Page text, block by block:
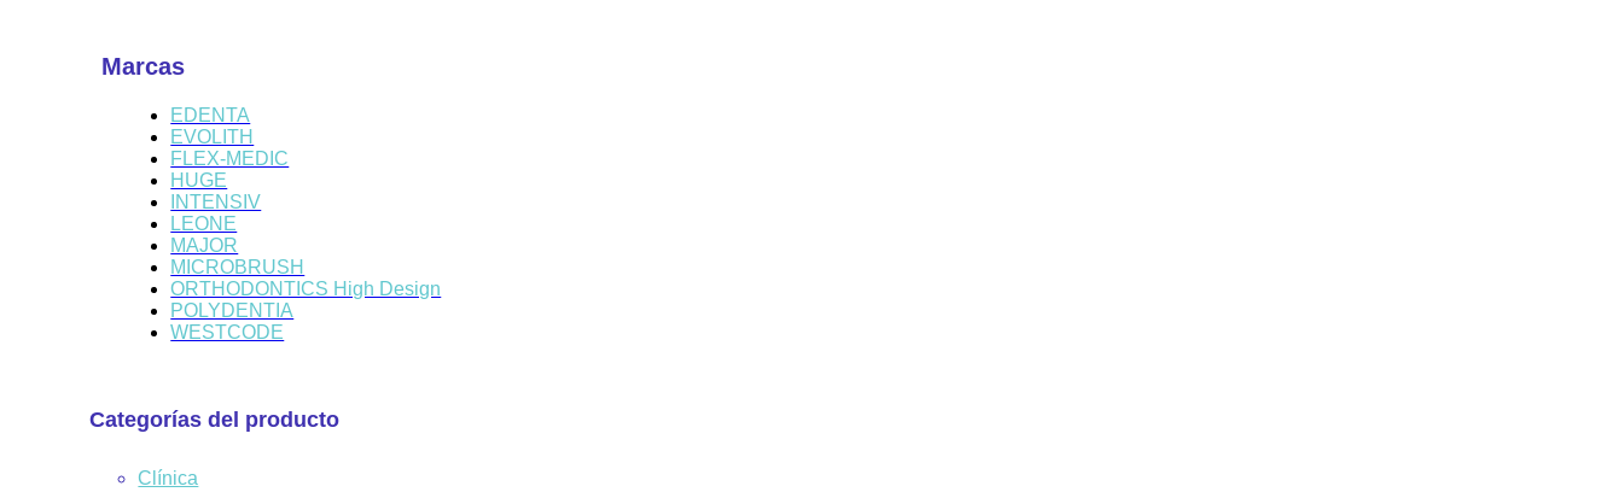
Marcas
EDENTA
EVOLITH
FLEX-MEDIC
HUGE
INTENSIV
LEONE
MAJOR
MICROBRUSH
ORTHODONTICS High Design
POLYDENTIA
WESTCODE
Categorías del producto
Clínica